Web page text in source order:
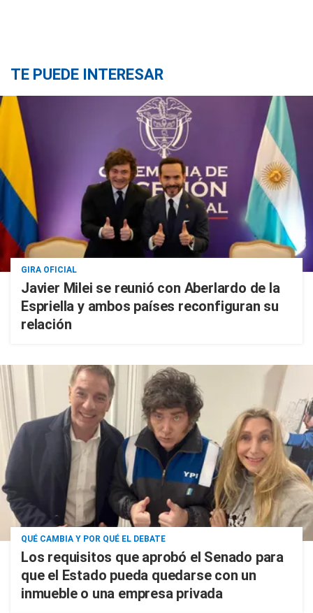
TE PUEDE INTERESAR
GIRA OFICIAL
Javier Milei se reunió con Aberlardo de la
Espriella y ambos países reconfiguran su
relación
QUÉ CAMBIA Y POR QUÉ EL DEBATE
Los requisitos que aprobó el Senado para
que el Estado pueda quedarse con un
inmueble o una empresa privada